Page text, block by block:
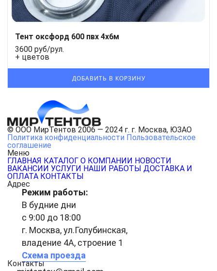
Тент оксфорд 600 пвх 4х6м
3600 руб/рул.
+ цветов
© ООО МирТентов 2006 — 2024 г. г. Москва, ЮЗАО
Политика конфиденциальности Пользовательское
соглашение
Меню
ГЛАВНАЯ КАТАЛОГ О КОМПАНИИ НОВОСТИ
ВАКАНСИИ УСЛУГИ НАШИ РАБОТЫ ДОСТАВКА И
ОПЛАТА КОНТАКТЫ
Адрес
Режим работы:
В будние дни
с 9:00 до 18:00
г. Москва, ул.Голубинская,
владение 4А, строение 1
Схема проезда
Контакты